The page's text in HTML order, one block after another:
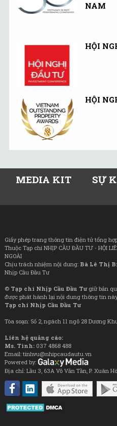
NAM
HỘI
HỘI
MEDIA KIT SỰ
Giấy phép trang thông tin điện tử tổng
Thuộc Tạp chí NHỊP CẦU ĐẦU TƯ - HỘI
NGOÀI
Chịu trách nhiệm nội dung: Bà Lê Thị
Nhịp Cầu Đầu Tư
© Tạp chí Nhịp Cầu Đầu Tưgiữ bản
được phát hành lại nội dung thông tin
Tạp chí Nhịp Cầu Đầu Tư
Tòa soạn: Số 2, ngách 11 ngõ 28 Dương
Liên hệ quảng cáo:
Ms. Tình: 037 4868 488
Email: tinhvu@nhipcaudautu.vn
Powered by:
Địa chỉ: Lầu 3, 63A Võ Văn Tần, P. Xuân